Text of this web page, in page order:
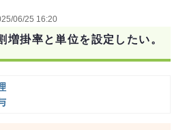
06/25 16:20
増掛率と単位を設定したい。